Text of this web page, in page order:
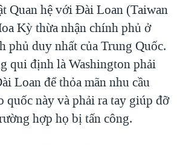
Quan hệ với Đài Loan (Taiwan
Kỳ thừa nhận chính phủ ở
phủ duy nhất của Trung Quốc.
qui định là Washington phải
Loan để thỏa mãn nhu cầu
quốc này và phải ra tay giúp đỡ
hợp họ bị tấn công.